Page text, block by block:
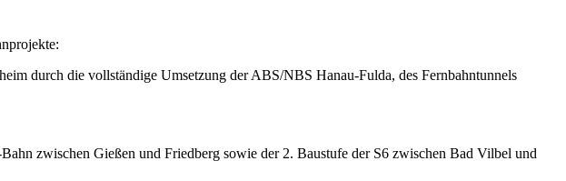
durch die vollständige Umsetzung der ABS/NBS Hanau-Fulda, des Fernbahntunnels
zwischen Gießen und Friedberg sowie der 2. Baustufe der S6 zwischen Bad Vilbel und